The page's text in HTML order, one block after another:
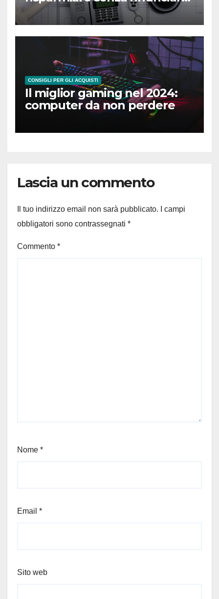
alla sicurezza
CONSIGLI PER GLI ACQUISTI
Il miglior gaming nel 2024:
computer da non perdere
Lascia un commento
Il tuo indirizzo email non sarà pubblicato.
I campi
obbligatori sono contrassegnati *
Commento *
Nome *
Email *
Sito web